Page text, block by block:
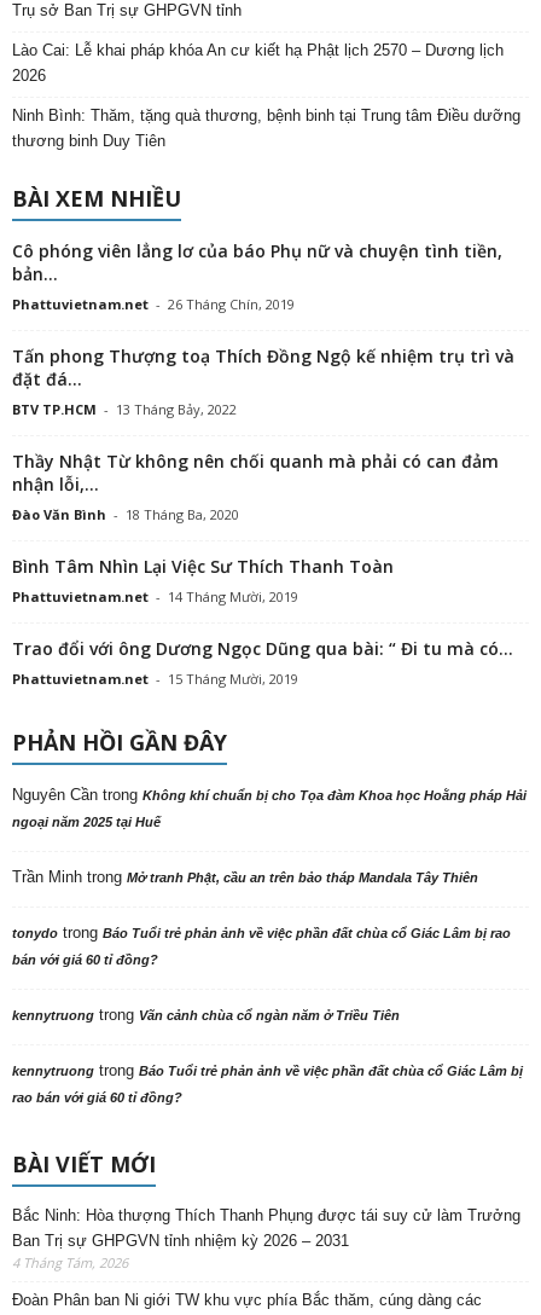
Trụ sở Ban Trị sự GHPGVN tỉnh
Lào Cai: Lễ khai pháp khóa An cư kiết hạ Phật lịch 2570 – Dương lịch
2026
Ninh Bình: Thăm, tặng quà thương, bệnh binh tại Trung tâm Điều dưỡng
thương binh Duy Tiên
BÀI XEM NHIỀU
Cô phóng viên lẳng lơ của báo Phụ nữ và chuyện tình tiền,
bản...
Phattuvietnam.net - 26 Tháng Chín, 2019
Tấn phong Thượng toạ Thích Đồng Ngộ kế nhiệm trụ trì và
đặt đá...
BTV TP.HCM - 13 Tháng Bảy, 2022
Thầy Nhật Từ không nên chối quanh mà phải có can đảm
nhận lỗi,...
Đào Văn Bình - 18 Tháng Ba, 2020
Bình Tâm Nhìn Lại Việc Sư Thích Thanh Toàn
Phattuvietnam.net - 14 Tháng Mười, 2019
Trao đổi với ông Dương Ngọc Dũng qua bài: “ Đi tu mà có...
Phattuvietnam.net - 15 Tháng Mười, 2019
PHẢN HỒI GẦN ĐÂY
Nguyên Cần trong Không khí chuẩn bị cho Tọa đàm Khoa học Hoằng pháp Hải
ngoại năm 2025 tại Huế
Trần Minh trong Mở tranh Phật, cầu an trên bảo tháp Mandala Tây Thiên
tonydo trong Báo Tuổi trẻ phản ảnh về việc phần đất chùa cổ Giác Lâm bị rao
bán với giá 60 tỉ đồng?
kennytruong trong Vãn cảnh chùa cổ ngàn năm ở Triều Tiên
kennytruong trong Báo Tuổi trẻ phản ảnh về việc phần đất chùa cổ Giác Lâm bị
rao bán với giá 60 tỉ đồng?
BÀI VIẾT MỚI
Bắc Ninh: Hòa thượng Thích Thanh Phụng được tái suy cử làm Trưởng
Ban Trị sự GHPGVN tỉnh nhiệm kỳ 2026 – 2031
4 Tháng Tám, 2026
Đoàn Phân ban Ni giới TW khu vực phía Bắc thăm, cúng dàng các